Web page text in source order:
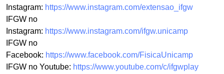
Instagram: https://www.instagram.com/extensao_ifgw
IFGW no
Instagram: https://www.instagram.com/ifgw.unicamp
IFGW no
Facebook: https://www.facebook.com/FisicaUnicamp
IFGW no Youtube: https://www.youtube.com/c/ifgwplay